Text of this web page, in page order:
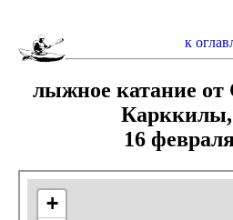
к
лыжное катание от
16